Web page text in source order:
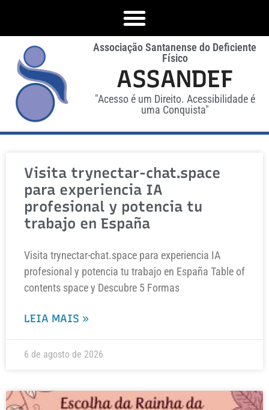
Associação Santanense do Deficiente
Físico
ASSANDEF
"Acesso é um Direito. Acessibilidade é
uma Conquista"
Visita trynectar-chat.space
para experiencia IA
profesional y potencia tu
trabajo en España
Visita trynectar-chat.space para experiencia IA
profesional y potencia tu trabajo en España Table of
contents space y Descubre 5 Formas
LEIA MAIS »
6 de agosto de 2026